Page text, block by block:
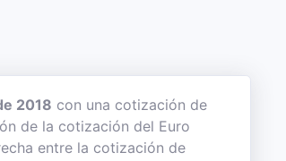
2018 con una cotización de
de la cotización del Euro
entre la cotización de